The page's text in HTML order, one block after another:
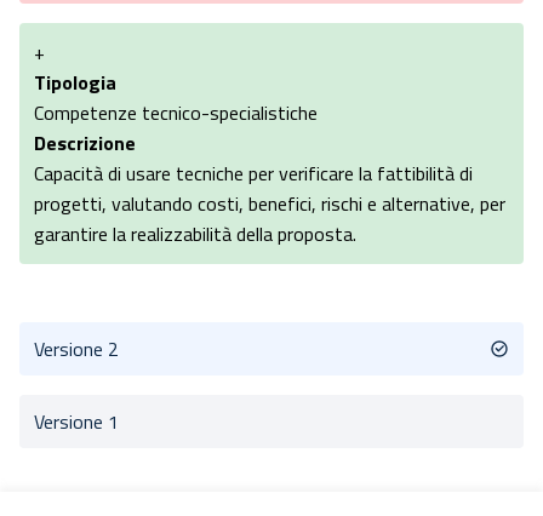
+
Tipologia
Competenze tecnico-specialistiche
Descrizione
Capacità di usare tecniche per verificare la fattibilità di
progetti, valutando costi, benefici, rischi e alternative, per
garantire la realizzabilità della proposta.
Versione 2
Versione 1